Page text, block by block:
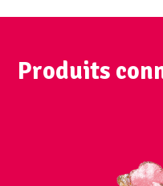
Produits